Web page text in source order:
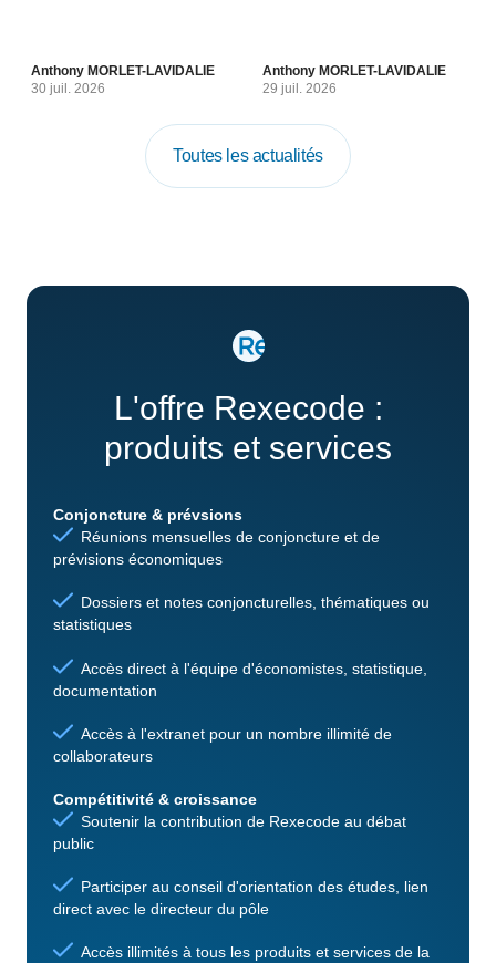
Anthony MORLET-LAVIDALIE
30 juil. 2026
Anthony MORLET-LAVIDALIE
29 juil. 2026
Toutes les actualités
L'offre Rexecode :
produits et services
Conjoncture & prévsions
Réunions mensuelles de conjoncture et de
prévisions économiques
Dossiers et notes conjoncturelles, thématiques ou
statistiques
Accès direct à l'équipe d'économistes, statistique,
documentation
Accès à l'extranet pour un nombre illimité de
collaborateurs
Compétitivité & croissance
Soutenir la contribution de Rexecode au débat
public
Participer au conseil d'orientation des études, lien
direct avec le directeur du pôle
Accès illimités à tous les produits et services de la